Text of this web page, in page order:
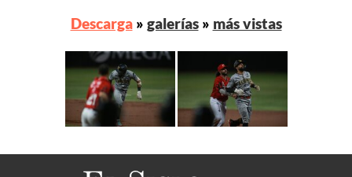
Descarga» galerías» más vistas